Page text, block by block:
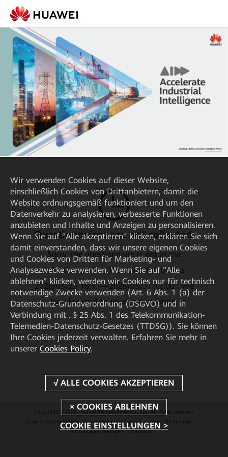
Questionnaires are not collected.
Sorry, the questionnaire is not in the
collection period. The collection time is
2026/05/23 16:11—2026/05/31 12:00 . We
look forward to your participation.
Copyright © 2026 Huawei Technologies Co., Ltd. All rights reserved.
Datenschutzrichtlinie
Verwendung von Cookies
Cookie Einstellungen
Nutzungsbedingungen
Impressum
Wir verwenden Cookies auf dieser Website,
einschließlich Cookies von Drittanbietern, damit die
Website ordnungsgemäß funktioniert und um den
Datenverkehr zu analysieren, verbesserte Funktionen
anzubieten und Inhalte und Anzeigen zu personalisieren.
Wenn Sie auf "Alle akzeptieren" klicken, erklären Sie sich
damit einverstanden, dass wir unsere eigenen Cookies
und Cookies von Dritten für Marketing- und
Analysezwecke verwenden. Wenn Sie auf "Alle
ablehnen" klicken, werden wir Cookies nur für technisch
notwendige Zwecke verwenden (Art. 6 Abs. 1 (a) der
Datenschutz-Grundverordnung (DSGVO) und in
Verbindung mit . § 25 Abs. 1 des Telekommunikation-
Telemedien-Datenschutz-Gesetzes (TTDSG)). Sie können
Ihre Cookies jederzeit verwalten. Erfahren Sie mehr in
unserer Cookies Policy.
COOKIE EINSTELLUNGEN >